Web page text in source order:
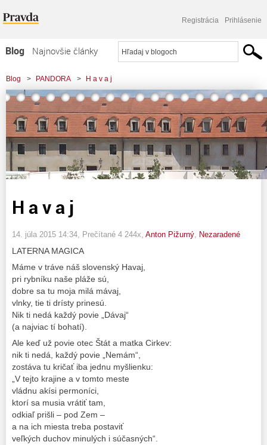
Registrácia Prihlásenie
Blog
Najnovšie články
Najčítanejšie články
Najkomentovanejšie články
Zoznam blogov
Komerčné blogy
Blog > PANDORA > H a v a j
H a v a j
14. júla 2015 14:34 , Prečítané 4 244x, Anton Pižurný Nezaradené
LATERNA MAGICA
Máme v tráve náš slovenský Havaj,
pri rybníku naše pláže sú,
dobre sa tu moja milá mávaj,
vlnky, tie ti drísty prinesú.
Nik ti nedá každý povie „Dávaj“
(a najviac tí bohatí).
Ale keď už povie otec Štát a matka Cirkev:
nik ti nedá, každý povie „Nemám“,
zostáva tu kričať iba jednu myšlienku:
„V tejto krajine a v tomto meste
vládnu akísi permoníci,
ktorí sa musia vrátiť tam,
odkiaľ prišli – pod Zem –
a na ich miesta treba postaviť
veľkých duchov minulých i súčasných“.